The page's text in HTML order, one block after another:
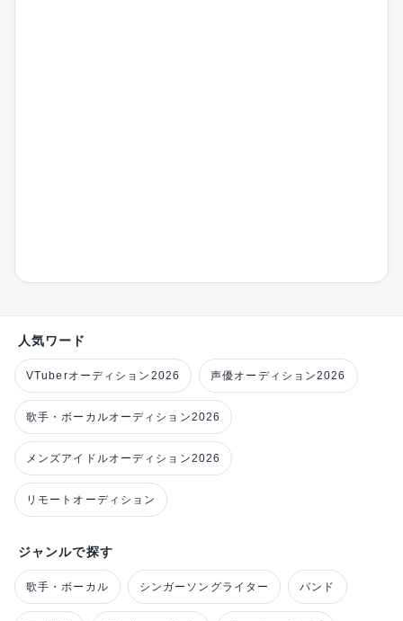
人気ワード
VTuberオーディション2026 声優オーディション2026
歌手・ボーカルオーディション2026
メンズアイドルオーディション2026
リモートオーディション
ジャンルで探す
歌手・ボーカル シンガーソングライター バンド